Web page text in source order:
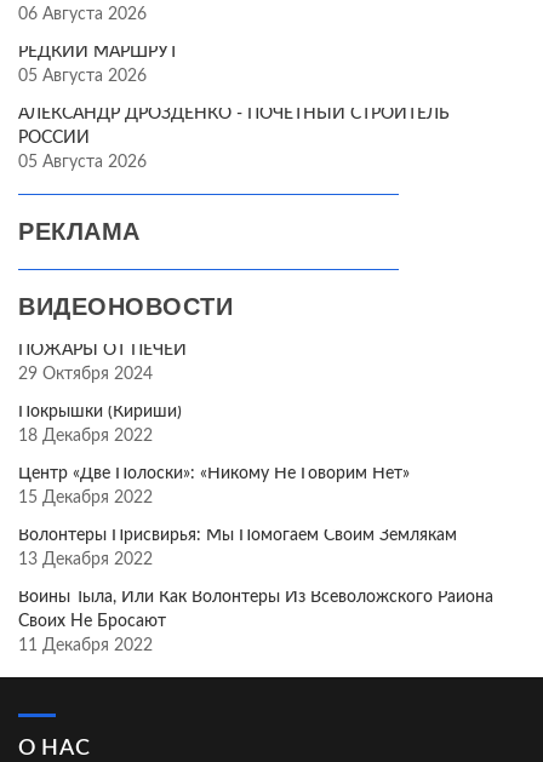
06 Августа 2026
РЕДКИЙ МАРШРУТ
05 Августа 2026
АЛЕКСАНДР ДРОЗДЕНКО - ПОЧЁТНЫЙ СТРОИТЕЛЬ
РОССИИ
05 Августа 2026
РЕКЛАМА
ВИДЕОНОВОСТИ
ПОЖАРЫ ОТ ПЕЧЕЙ
29 Октября 2024
Покрышки (Кириши)
18 Декабря 2022
Центр «Две Полоски»: «Никому Не Говорим Нет»
15 Декабря 2022
Волонтёры Присвирья: Мы Помогаем Своим Землякам
13 Декабря 2022
Воины Тыла, Или Как Волонтёры Из Всеволожского Района
Своих Не Бросают
11 Декабря 2022
О НАС